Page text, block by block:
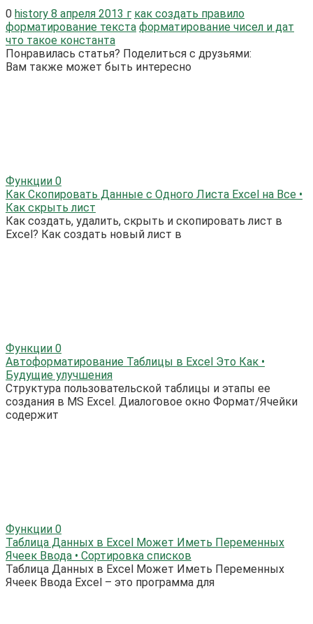
0 history 8 апреля 2013 г как создать правило
форматирование текста форматирование чисел и дат
что такое константа
Понравилась статья? Поделиться с друзьями:
Вам также может быть интересно
Функции 0
Как Скопировать Данные с Одного Листа Excel на Все •
Как скрыть лист
Как создать, удалить, скрыть и скопировать лист в
Excel? Как создать новый лист в
Функции 0
Автоформатирование Таблицы в Excel Это Как •
Будущие улучшения
Структура пользовательской таблицы и этапы ее
создания в MS Excel. Диалоговое окно Формат/Ячейки
содержит
Функции 0
Таблица Данных в Excel Может Иметь Переменных
Ячеек Ввода • Сортировка списков
Таблица Данных в Excel Может Иметь Переменных
Ячеек Ввода Excel – это программа для